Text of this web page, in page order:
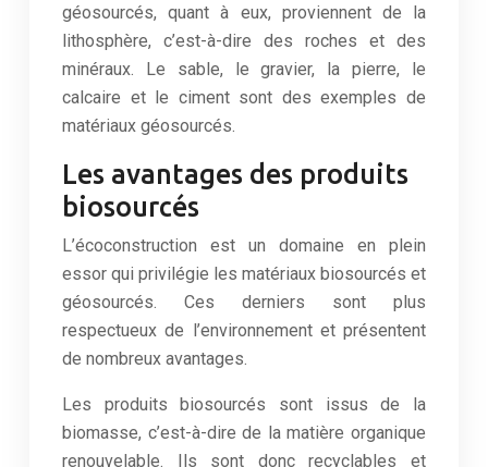
géosourcés, quant à eux, proviennent de la
lithosphère, c’est-à-dire des roches et des
minéraux. Le sable, le gravier, la pierre, le
calcaire et le ciment sont des exemples de
matériaux géosourcés.
Les avantages des produits
biosourcés
L’écoconstruction est un domaine en plein
essor qui privilégie les matériaux biosourcés et
géosourcés. Ces derniers sont plus
respectueux de l’environnement et présentent
de nombreux avantages.
Les produits biosourcés sont issus de la
biomasse, c’est-à-dire de la matière organique
renouvelable. Ils sont donc recyclables et